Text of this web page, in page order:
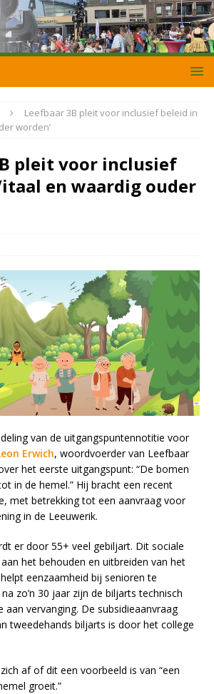
Leefbaar 3B pleit voor inclusief beleid in
worden’
pleit voor inclusief
en waardig ouder
van de uitgangspuntennotitie voor
Erwich, woordvoerder van Leefbaar
het eerste uitgangspunt: “De bomen
in de hemel.” Hij bracht een recent
met betrekking tot een aanvraag voor
in de Leeuwerik.
er door 55+ veel gebiljart. Dit sociale
het behouden en uitbreiden van het
eenzaamheid bij senioren te
zo’n 30 jaar zijn de biljarts technisch
aan vervanging. De subsidieaanvraag
tweedehands biljarts is door het college
af of dit een voorbeeld is van “een
groeit.”